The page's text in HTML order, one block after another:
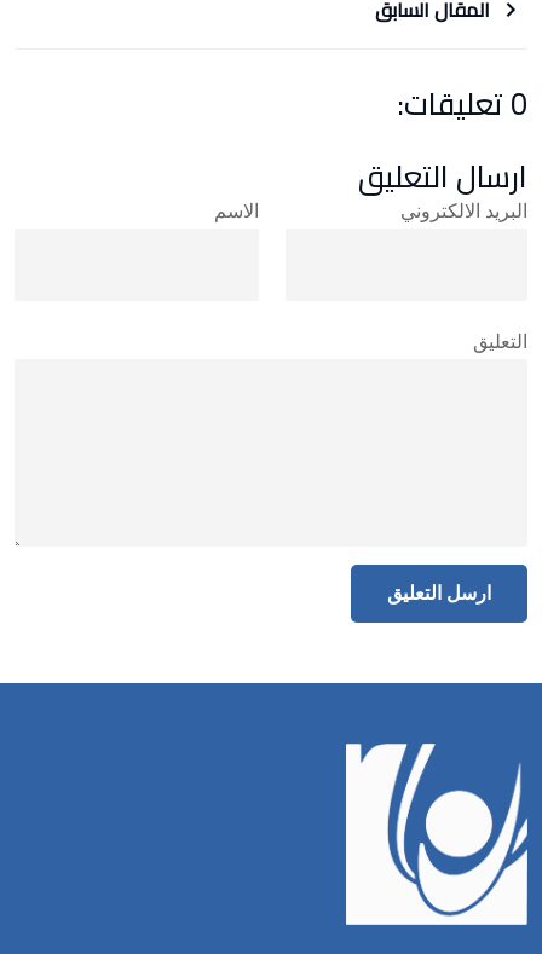
المقال السابق
0 تعليقات:
ارسال التعليق
الاسم البريد الالكتروني
التعليق